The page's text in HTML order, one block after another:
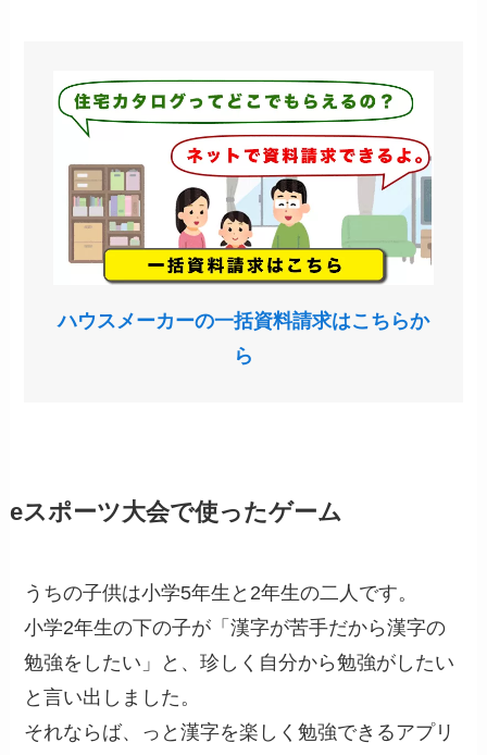
ハウスメーカーの一括資料請求はこちらか
ら
eスポーツ大会で使ったゲーム
うちの子供は小学5年生と2年生の二人です。
小学2年生の下の子が「漢字が苦手だから漢字の
勉強をしたい」と、珍しく自分から勉強がしたい
と言い出しました。
それならば、っと漢字を楽しく勉強できるアプリ